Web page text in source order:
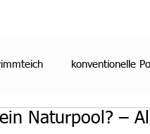
konventionelle
Naturpool? –